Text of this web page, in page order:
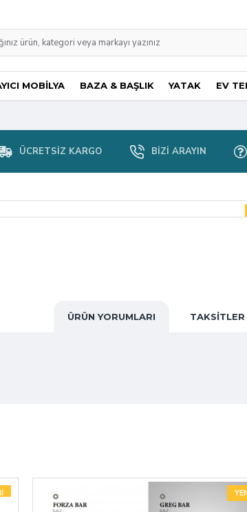
MOBİLYA BAZA & BAŞLIK YATAK EV
ÜCRETSIZ KARGO BIZI ARAYIN
ÜRÜN YORUMLARI TAKSITLER